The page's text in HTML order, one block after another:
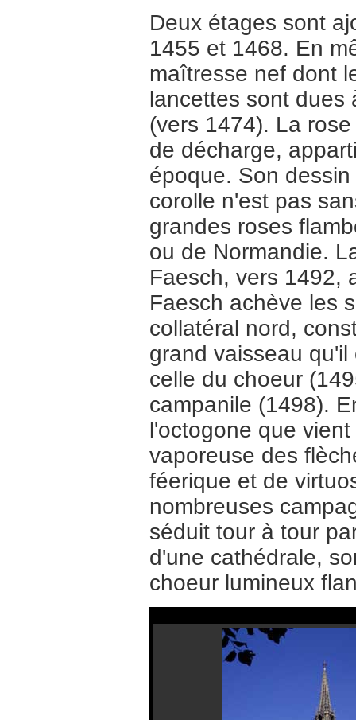
Deux étages sont
1455 et 1468. En
maîtresse nef dont
lancettes sont dues
(vers 1474). La
de décharge,
époque. Son
corolle n'est pas
grandes roses
ou de Normandie.
Faesch, vers 1492,
Faesch achève les
collatéral nord,
grand vaisseau
celle du choeur
campanile (1498).
l'octogone que
vaporeuse des
féerique et de
nombreuses
séduit tour à tour
d'une cathédrale,
choeur lumineux